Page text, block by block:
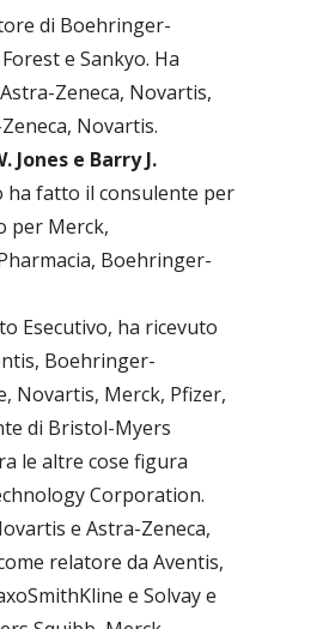
di Boehringer-
e Sankyo. Ha
Zeneca, Novartis,
Novartis.
Jones e Barry J.
ha fatto il consulente per
per Merck,
Boehringer-
Esecutivo, ha ricevuto
Boehringer-
Novartis, Merck, Pfizer,
di Bristol-Myers
le altre cose figura
Corporation.
e Astra-Zeneca,
relatore da Aventis,
e Solvay e